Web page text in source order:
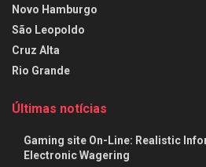
Novo Hamburgo
São Leopoldo
Cruz Alta
Rio Grande
Últimas notícias
Gaming site On-Line: Realistic
Electronic Wagering